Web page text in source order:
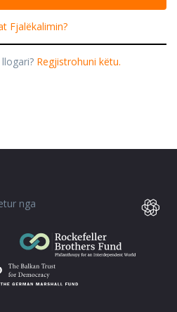
Fjalëkalimin?
Regjistrohuni këtu.
nga